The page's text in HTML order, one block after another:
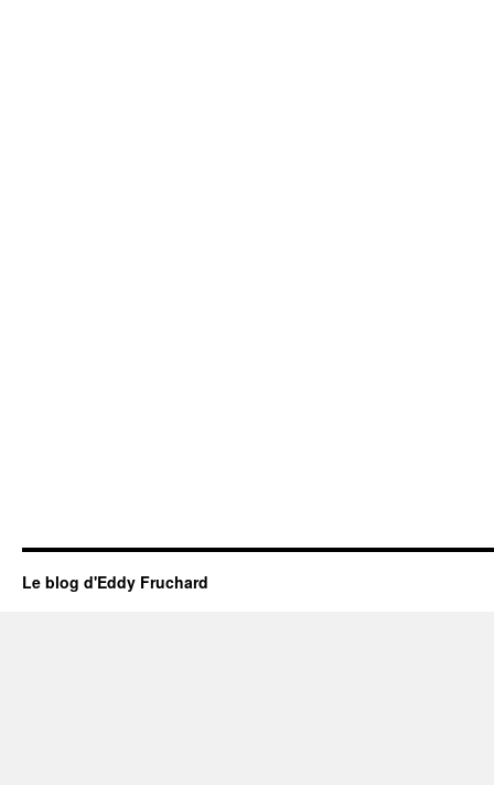
Le blog d'Eddy Fruchard